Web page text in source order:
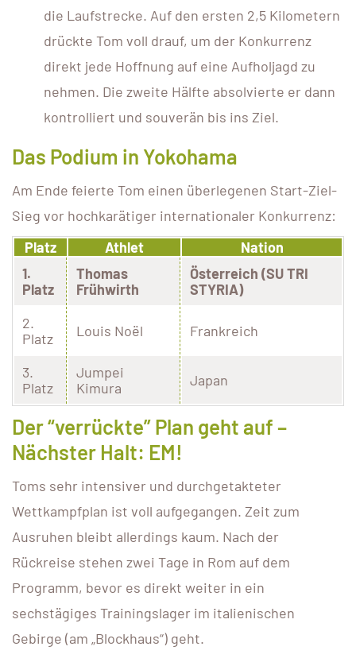
die Laufstrecke. Auf den ersten 2,5 Kilometern
drückte Tom voll drauf, um der Konkurrenz
direkt jede Hoffnung auf eine Aufholjagd zu
nehmen. Die zweite Hälfte absolvierte er dann
kontrolliert und souverän bis ins Ziel.
Das Podium in Yokohama
Am Ende feierte Tom einen überlegenen Start-Ziel-
Sieg vor hochkarätiger internationaler Konkurrenz:
Platz
Athlet
Nation
1.
Platz
Thomas
Frühwirth
Österreich (SU TRI
STYRIA)
2.
Platz
Louis Noël Frankreich
3.
Platz
Jumpei
Kimura
Japan
Der “verrückte” Plan geht auf –
Nächster Halt: EM!
Toms sehr intensiver und durchgetakteter
Wettkampfplan ist voll aufgegangen. Zeit zum
Ausruhen bleibt allerdings kaum. Nach der
Rückreise stehen zwei Tage in Rom auf dem
Programm, bevor es direkt weiter in ein
sechstägiges Trainingslager im italienischen
Gebirge (am „Blockhaus“) geht.